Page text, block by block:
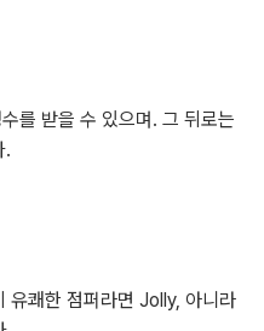
를 받을 수 있으며. 그 뒤로는
.
유쾌한 점퍼라면 Jolly, 아니라